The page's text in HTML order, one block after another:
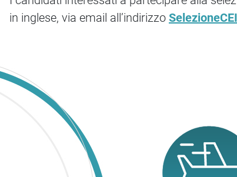
in inglese, via email all’indirizzo